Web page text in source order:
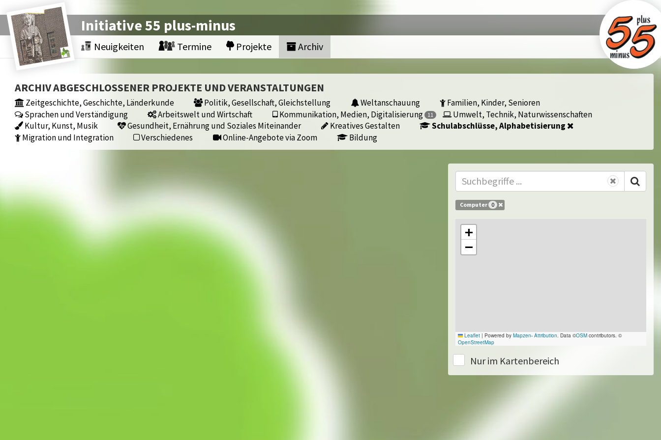
Initiative 55 plus-minus
Neuigkeiten Termine Projekte Archiv
ARCHIV ABGESCHLOSSENER PROJEKTE UND VERANSTALTUNGEN
Zeitgeschichte, Geschichte, Länderkunde Politik, Gesellschaft, Gleichstellung Weltanschauung
Familien, Kinder, Senioren
Sprachen und Verständigung
Arbeitswelt und Wirtschaft Kommunikation, Medien, Digitalisierung 11
Umwelt, Technik, Naturwissenschaften
Kultur, Kunst, Musik
Gesundheit, Ernährung und Soziales Miteinander Kreatives Gestalten
Schulabschlüsse, Alphabetisierung
Migration und Integration
Verschiedenes Online-Angebote via Zoom Bildung
Computer 0
+
−
Leaflet | Powered by Mapzen- Attribution . Data ©OSM contributors. ©
OpenStreetMap
Nur im Kartenbereich